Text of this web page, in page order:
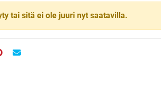
tai sitä ei ole juuri nyt saatavilla.